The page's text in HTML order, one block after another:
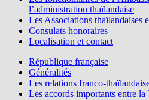
l’administration thaïlandaise
Les Associations thaïlandaises
Consulats honoraires
Localisation et contact
République française
Généralités
Les relations franco-
Les accords importants entre